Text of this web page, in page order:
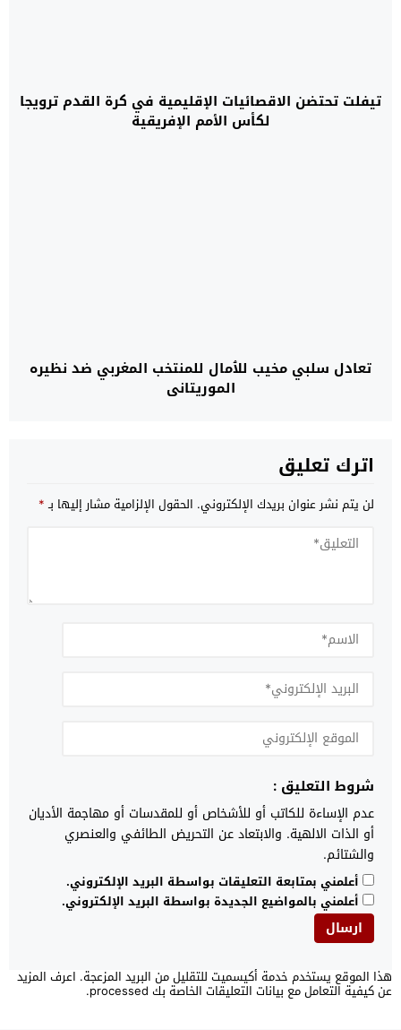
تيفلت تحتضن الاقصائيات الإقليمية في كرة القدم ترويجا
لكأس الأمم الإفريقية
تعادل سلبي مخيب للٱمال للمنتخب المغربي ضد نظيره
الموريتاني
اترك تعليق
لن يتم نشر عنوان بريدك الإلكتروني. الحقول الإلزامية مشار إليها بـ*
شروط التعليق :
عدم الإساءة للكاتب أو للأشخاص أو للمقدسات أو مهاجمة الأديان
أو الذات الالهية. والابتعاد عن التحريض الطائفي والعنصري
والشتائم.
أعلمني بمتابعة التعليقات بواسطة البريد الإلكتروني.
أعلمني بالمواضيع الجديدة بواسطة البريد الإلكتروني.
هذا الموقع يستخدم خدمة أكيسميت للتقليل من البريد المزعجة. اعرف المزيد
عن كيفية التعامل مع بيانات التعليقات الخاصة بك processed .